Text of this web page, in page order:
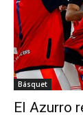
Básquet
El Azurro